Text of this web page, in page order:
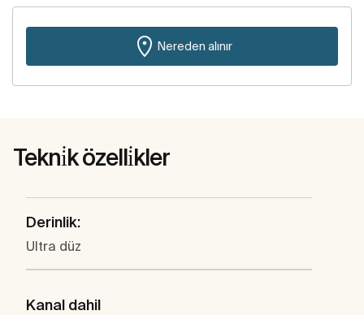
Nereden alınır
Tekni̇k özelli̇kler
Derinlik:
Ultra düz
Kanal dahil